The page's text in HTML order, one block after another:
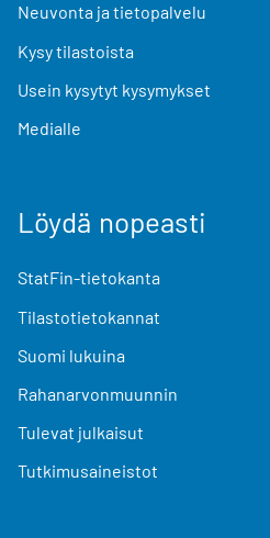
Neuvonta ja tietopalvelu
Kysy tilastoista
Usein kysytyt kysymykset
Medialle
Löydä nopeasti
StatFin-tietokanta
Tilastotietokannat
Suomi lukuina
Rahanarvonmuunnin
Tulevat julkaisut
Tutkimusaineistot